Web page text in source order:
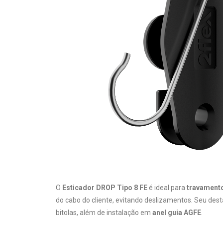
O Esticador DROP Tipo 8 FEé ideal para
do cabo do cliente, evitando deslizamentos. Seu
bitolas, além de instalação em anel guia AGFE